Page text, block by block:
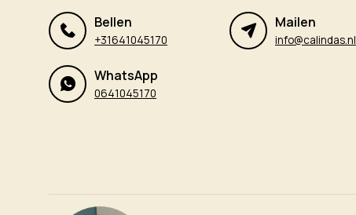
Bellen
+31641045170
Mailen
info@calindas.nl
WhatsApp
0641045170